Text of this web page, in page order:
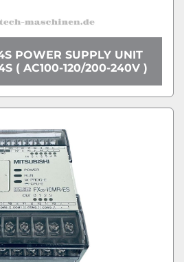
POWER SUPPLY UNIT
( AC100-120/200-240V )